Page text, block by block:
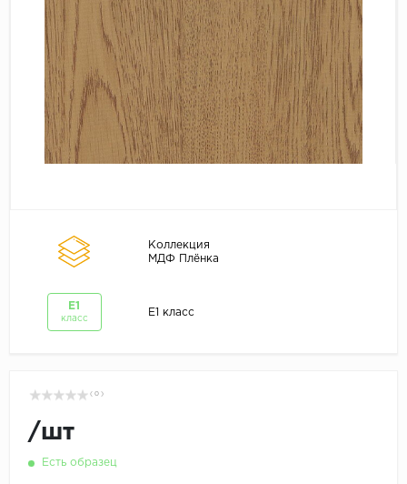
Коллекция
МДФ Плёнка
E1
класс
E1 класс
( 0 )
/шт
Есть образец